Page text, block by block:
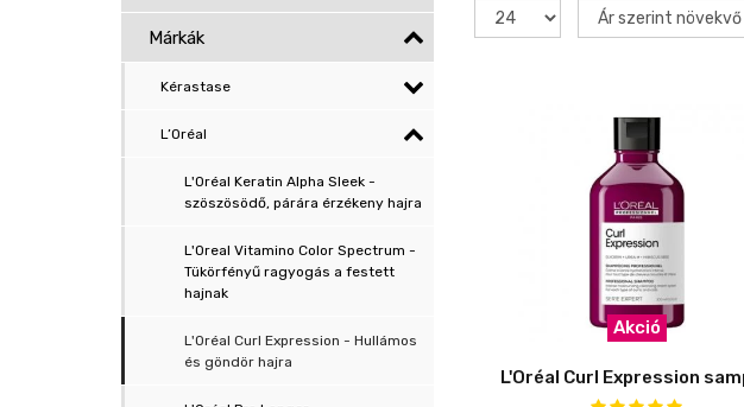
Márkák
Kérastase
L’Oréal
L'Oréal Keratin Alpha Sleek -
szöszösödő, párára érzékeny hajra
L'Oreal Vitamino Color Spectrum -
Tükörfényű ragyogás a festett
hajnak
L'Oréal Curl Expression - Hullámos
és göndör hajra
Akció
L'Oréal Curl Expression